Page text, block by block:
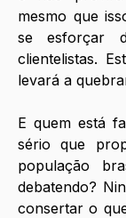
mesmo que
se esforçar
clientelistas.
levará a
E quem está
sério que
população
debatendo?
consertar o